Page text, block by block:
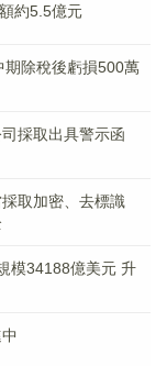
約5.5億元
期除稅後虧損500萬
採取出具警示函
取加密、去標識
模34188億美元 升